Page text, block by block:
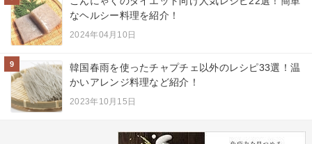
なヘルシー料理を紹介！
2024年04月10日
9
韓国春雨を使ったチャプチェ以外のレシピ33選！温
かいアレンジ料理など紹介！
2023年10月15日